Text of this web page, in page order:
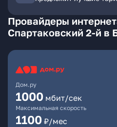
Провайдеры
Спартаковский 2-й в
Дом.ру
1000 мбит/сек
Максимальная скорость
1100 ₽/мес